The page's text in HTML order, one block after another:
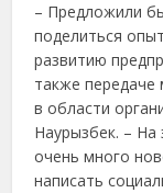
– Предложили
поделиться
развитию
также
в области
Наурызбек. –
очень много
написать